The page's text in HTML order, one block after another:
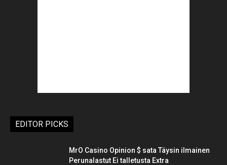
EDITOR PICKS
MrO Casino Opinion $ sata Täysin ilmainen
Perunalastut Ei talletusta Extra